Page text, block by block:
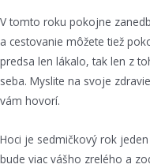
V tomto roku pokojne
a cestovanie môžete tiež
predsa len lákalo, tak len z
seba. Myslite na svoje
vám hovorí.
Hoci je sedmičkový rok
bude viac vášho zrelého a